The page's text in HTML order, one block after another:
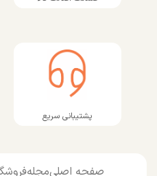
پشتیبانی سریع
صفحه اصلیمجله